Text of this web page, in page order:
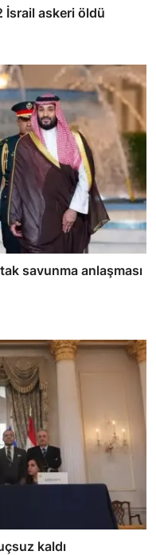
İsrail askeri öldü
savunma anlaşması
kaldı